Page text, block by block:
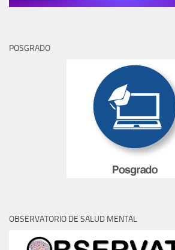
POSGRADO
OBSERVATORIO DE SALUD MENTAL